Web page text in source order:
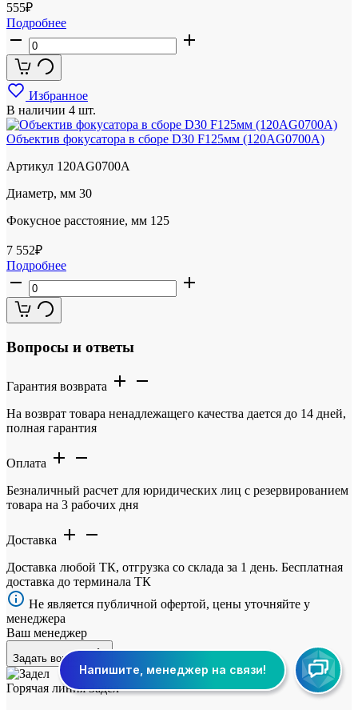
555₽
Подробнее
Избранное
В наличии 4 шт.
Объектив фокусатора в сборе D30 F125мм (120AG0700A)
Артикул 120AG0700A
Диаметр, мм 30
Фокусное расстояние, мм 125
7 552₽
Подробнее
Вопросы и ответы
Гарантия возврата
На возврат товара ненадлежащего качества дается до 14 дней,
полная гарантия
Оплата
Безналичный расчет для юридических лиц с резервированием
товара на 3 рабочих дня
Доставка
Доставка любой ТК, отгрузка со склада за 1 день. Бесплатная
доставка до терминала ТК
Не является публичной офертой, цены уточняйте у
менеджера
Ваш менеджер
Задать вопрос
Горячая линия Задел